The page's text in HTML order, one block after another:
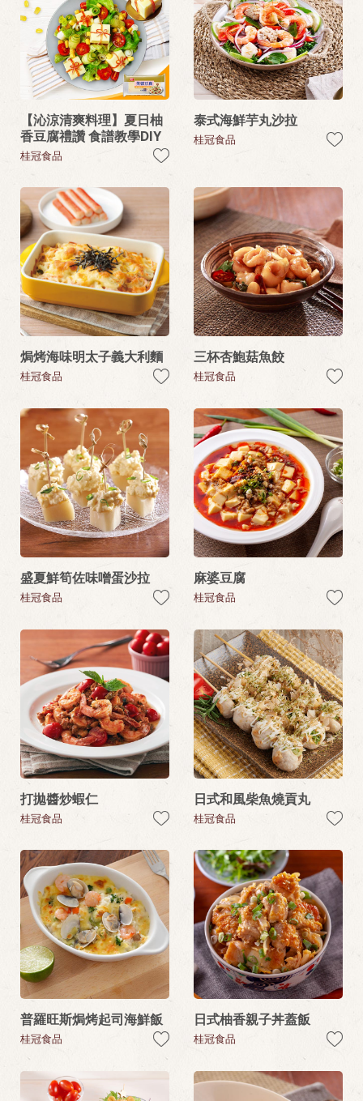
【沁涼清爽料理】夏日柚
香豆腐禮讚 食譜教學DIY
桂冠食品
泰式海鮮芋丸沙拉
桂冠食品
焗烤海味明太子義大利麵
桂冠食品
三杯杏鮑菇魚餃
桂冠食品
盛夏鮮筍佐味噌蛋沙拉
桂冠食品
麻婆豆腐
桂冠食品
打拋醬炒蝦仁
桂冠食品
日式和風柴魚燒貢丸
桂冠食品
普羅旺斯焗烤起司海鮮飯
桂冠食品
日式柚香親子丼蓋飯
桂冠食品